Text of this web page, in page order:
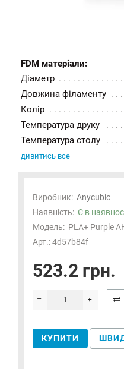
FDM матеріали:
Діаметр
Довжина філаменту
Колір
Температура друку
Температура столу
дивитись все
Виробник: Anycubic
Наявність: Є в
Модель: PLA+ Purple
Арт.: 4d57b84f
523.2 грн.
КУПИТИ